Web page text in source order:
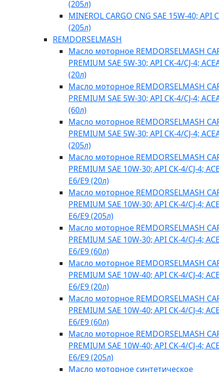
(205л)
MINEROL CARGO CNG SAE 15W-40; API
(205л)
REMDORSELMASH
Масло моторное REMDORSELMASH
PREMIUM SAE 5W-30; API CK-4/CJ-4;
(20л)
Масло моторное REMDORSELMASH
PREMIUM SAE 5W-30; API CK-4/CJ-4;
(60л)
Масло моторное REMDORSELMASH
PREMIUM SAE 5W-30; API CK-4/CJ-4;
(205л)
Масло моторное REMDORSELMASH
PREMIUM SAE 10W-30; API CK-4/CJ-4;
E6/E9 (20л)
Масло моторное REMDORSELMASH
PREMIUM SAE 10W-30; API CK-4/CJ-4;
E6/E9 (205л)
Масло моторное REMDORSELMASH
PREMIUM SAE 10W-30; API CK-4/CJ-4;
E6/E9 (60л)
Масло моторное REMDORSELMASH
PREMIUM SAE 10W-40; API CK-4/CJ-4;
E6/E9 (20л)
Масло моторное REMDORSELMASH
PREMIUM SAE 10W-40; API CK-4/CJ-4;
E6/E9 (60л)
Масло моторное REMDORSELMASH
PREMIUM SAE 10W-40; API CK-4/CJ-4;
E6/E9 (205л)
Масло моторное синтетическое